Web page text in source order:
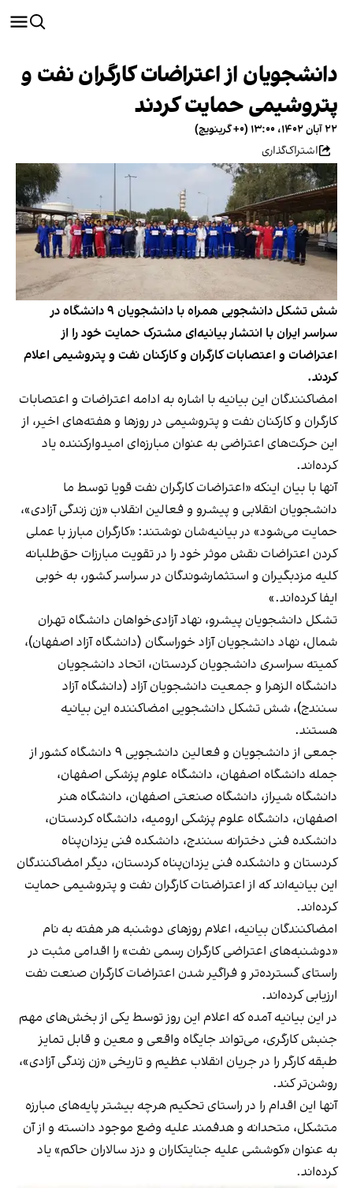
دانشجویان از اعتراضات کارگران نفت و
پتروشیمی حمایت کردند
۲۲ آبان ۱۴۰۲، ۱۳:۰۰ (‎+۰ گرینویچ)
اشتراک‌گذاری
شش تشکل دانشجویی همراه با دانشجویان ۹ دانشگاه در
سراسر ایران با انتشار بیانیه‌ای مشترک حمایت خود را از
اعتراضات و اعتصابات کارگران و کارکنان نفت و پتروشیمی اعلام
کردند.
امضاکنندگان این بیانیه با اشاره به ادامه اعتراضات و اعتصابات
کارگران و کارکنان نفت و پتروشیمی در روزها و هفته‌های اخیر، از
این حرکت‌های اعتراضی به عنوان مبارزه‌ای امیدوارکننده یاد
کرده‌اند.
آنها با بیان اینکه «اعتراضات کارگران نفت قویا توسط ما
دانشجویان انقلابی و پیشرو و فعالین انقلاب «زن زندگی آزادی»،
حمایت می‌شود» در بیانیه‌شان نوشتند: «کارگران مبارز با عملی
کردن اعتراضات نقش موثر خود را در تقویت مبارزات حق‌طلبانه
کلیه مزدبگیران و استثمارشوندگان در سراسر کشور، به خوبی
ایفا کرده‌اند.»
تشکل دانشجویان پیشرو، نهاد آزادی‌خواهان دانشگاه تهران
شمال، نهاد دانشجویان آزاد خوراسگان (دانشگاه آزاد اصفهان)،
کمیته سراسری دانشجویان کردستان، اتحاد دانشجویان
دانشگاه الزهرا و جمعیت دانشجویان آزاد (دانشگاه آزاد
سنندج)، شش تشکل دانشجویی امضاکننده این بیانیه
هستند.
جمعی از دانشجویان و فعالین دانشجویی ۹ دانشگاه کشور از
جمله دانشگاه اصفهان، دانشگاه علوم پزشکی اصفهان،
دانشگاه شیراز، دانشگاه صنعتی اصفهان، دانشگاه هنر
اصفهان، دانشگاه علوم پزشکی ارومیه، دانشگاه کردستان،
دانشکده فنی دخترانه سنندج، دانشکده فنی یزدان‌پناه
کردستان و دانشکده فنی یزدان‌پناه کردستان، دیگر امضاکنندگان
این بیانیه‌اند که از اعتراضتات کارگران نفت و پتروشیمی حمایت
کرده‌اند.
امضاکنندگان بیانیه، اعلام روزهای دوشنبه هر هفته به نام
«دوشنبه‌های اعتراضی کارگران رسمی نفت» را اقدامی مثبت در
راستای گسترده‌تر و فراگیر شدن اعتراضات کارگران صنعت نفت
ارزیابی کرده‌اند.
در این بیانیه آمده که اعلام این روز توسط یکی از بخش‌های مهم
جنبش کارگری، می‌تواند جایگاه واقعی و معین و قابل تمایز
طبقه کارگر را در جریان انقلاب عظیم و تاریخی «زن زندگی آزادی»،
روشن‌تر کند.
آنها این اقدام را در راستای تحکیم هرچه بیشتر پایه‌های مبارزه
متشکل، متحدانه و هدفمند علیه وضع موجود دانسته و از آن
به عنوان «کوششی علیه جنایتکاران و دزد سالاران حاکم» یاد
کرده‌اند.